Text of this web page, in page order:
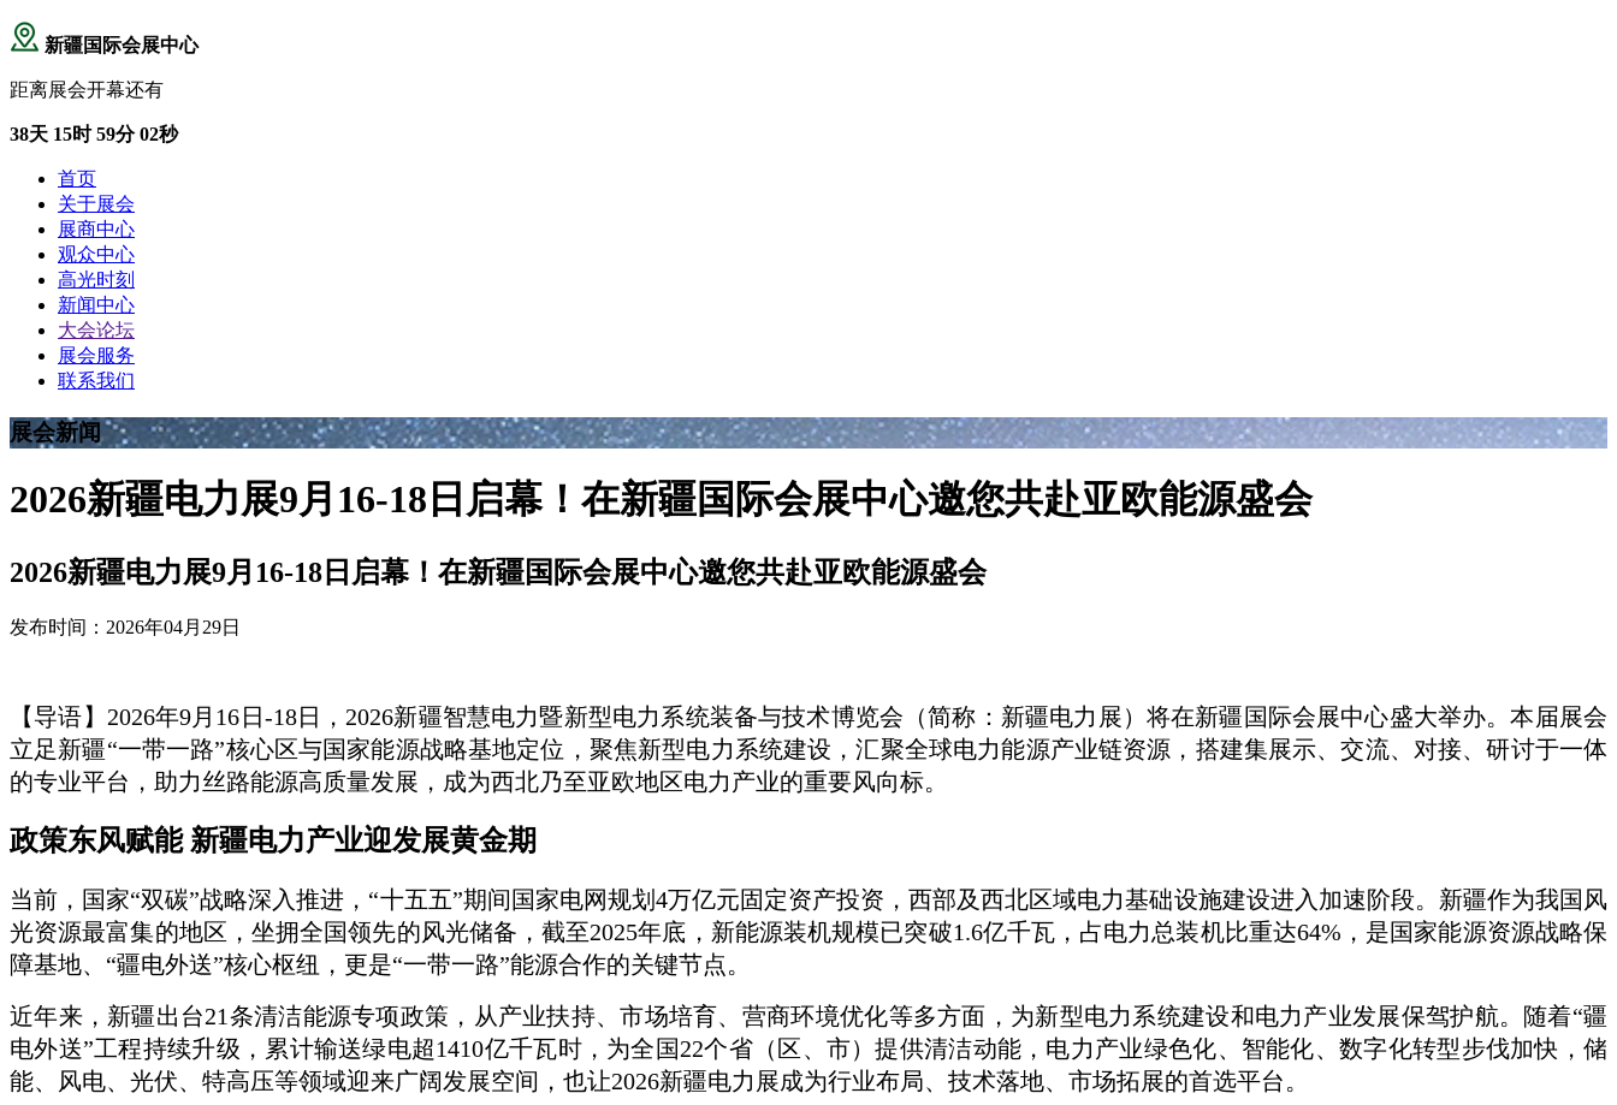
新疆国际会展中心
距离展会开幕还有
38天 15时 59分 02秒
首页
关于展会
展商中心
观众中心
高光时刻
新闻中心
大会论坛
展会服务
联系我们
展会新闻
2026新疆电力展9月16-18日启幕！在新疆国际会展中心邀您共赴亚欧能源盛会
2026新疆电力展9月16-18日启幕！在新疆国际会展中心邀您共赴亚欧能源盛会
发布时间：2026年04月29日
【导语】2026年9月16日-18日，2026新疆智慧电力暨新型电力系统装备与技术博览会（简称：新疆电力展）将在新疆国际会展中心盛大举办。本届展会
立足新疆“一带一路”核心区与国家能源战略基地定位，聚焦新型电力系统建设，汇聚全球电力能源产业链资源，搭建集展示、交流、对接、研讨于一体
的专业平台，助力丝路能源高质量发展，成为西北乃至亚欧地区电力产业的重要风向标。
政策东风赋能 新疆电力产业迎发展黄金期
当前，国家“双碳”战略深入推进，“十五五”期间国家电网规划4万亿元固定资产投资，西部及西北区域电力基础设施建设进入加速阶段。新疆作为我国风
光资源最富集的地区，坐拥全国领先的风光储备，截至2025年底，新能源装机规模已突破1.6亿千瓦，占电力总装机比重达64%，是国家能源资源战略保
障基地、“疆电外送”核心枢纽，更是“一带一路”能源合作的关键节点。
近年来，新疆出台21条清洁能源专项政策，从产业扶持、市场培育、营商环境优化等多方面，为新型电力系统建设和电力产业发展保驾护航。随着“疆
电外送”工程持续升级，累计输送绿电超1410亿千瓦时，为全国22个省（区、市）提供清洁动能，电力产业绿色化、智能化、数字化转型步伐加快，储
能、风电、光伏、特高压等领域迎来广阔发展空间，也让2026新疆电力展成为行业布局、技术落地、市场拓展的首选平台。